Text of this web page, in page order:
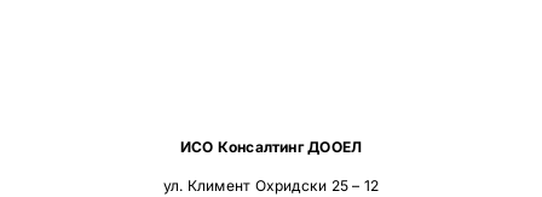
ИСО Консалтинг ДООЕЛ
ул. Климент Охридски 25 – 12